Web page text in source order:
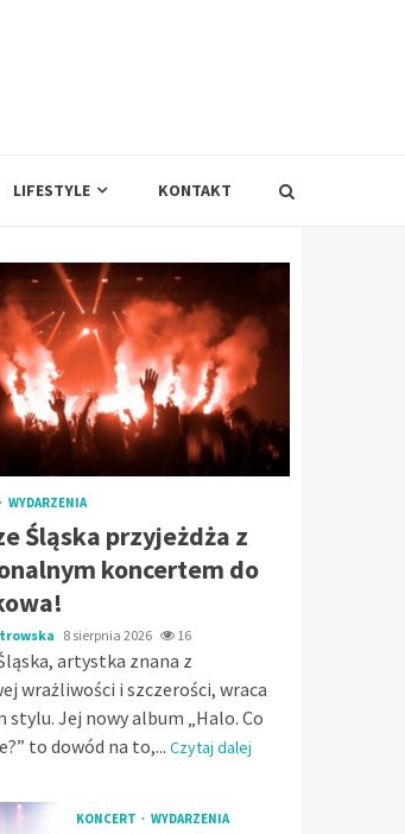
LIFESTYLE KONTAKT
WYDARZENIA
Śląska przyjeżdża z
koncertem do
8 sierpnia 2026 16
artystka znana z
wrażliwości i szczerości, wraca
stylu. Jej nowy album „Halo. Co
to dowód na to,... Czytaj dalej
KONCERT WYDARZENIA